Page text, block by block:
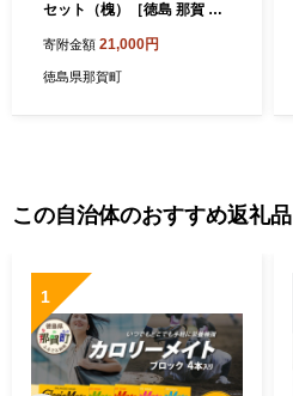
セット（槐）［徳島 那賀 靴
革靴 スニーカー メンズ レデ
ィース 男性 女性 軽い ロング
日 ギフト プレゼント］【KT-
3-3】
寄附金額 21,000円
徳島県那賀町
この自治体のおすすめ返礼品
1